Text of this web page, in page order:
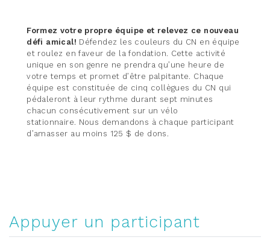
Formez votre propre équipe et relevez ce nouveau
défi amical! Défendez les couleurs du CN en équipe
et roulez en faveur de la fondation. Cette activité
unique en son genre ne prendra qu’une heure de
votre temps et promet d’être palpitante. Chaque
équipe est constituée de cinq collègues du CN qui
pédaleront à leur rythme durant sept minutes
chacun consécutivement sur un vélo
stationnaire. Nous demandons à chaque participant
d’amasser au moins 125 $ de dons.
Appuyer un participant